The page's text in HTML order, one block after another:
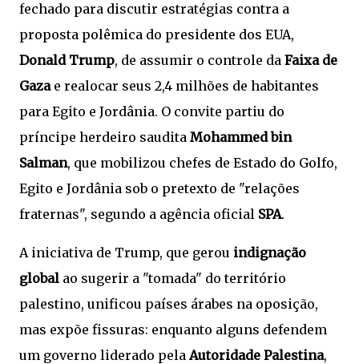
fechado para discutir estratégias contra a
proposta polêmica do presidente dos EUA,
Donald Trump, de assumir o controle da Faixa de
Gazae realocar seus 2,4 milhões de habitantes
para Egito e Jordânia. O convite partiu do
príncipe herdeiro saudita Mohammed bin
Salman, que mobilizou chefes de Estado do Golfo,
Egito e Jordânia sob o pretexto de "relações
fraternas", segundo a agência oficial SPA.
A iniciativa de Trump, que gerou indignação
global ao sugerir a "tomada" do território
palestino, unificou países árabes na oposição,
mas expõe fissuras: enquanto alguns defendem
um governo liderado pelaAutoridade Palestina,